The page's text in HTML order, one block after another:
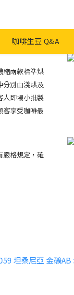
咖啡生豆 Q&A
縮兩款標準烘
分別由淺烘及
人即場小批製
客享受咖啡最
嚴格規定，確